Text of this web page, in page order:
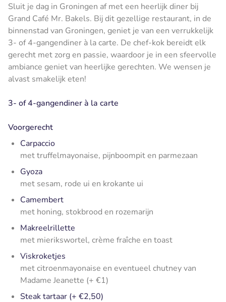
Sluit je dag in Groningen af met een heerlijk diner bij
Grand Café Mr. Bakels. Bij dit gezellige restaurant, in de
binnenstad van Groningen, geniet je van een verrukkelijk
3- of 4-gangendiner à la carte. De chef-kok bereidt elk
gerecht met zorg en passie, waardoor je in een sfeervolle
ambiance geniet van heerlijke gerechten. We wensen je
alvast smakelijk eten!
3- of 4-gangendiner à la carte
Voorgerecht
Carpaccio
met truffelmayonaise, pijnboompit en parmezaan
Gyoza
met sesam, rode ui en krokante ui
Camembert
met honing, stokbrood en rozemarijn
Makreelrillette
met mierikswortel, crème fraîche en toast
Viskroketjes
met citroenmayonaise en eventueel chutney van
Madame Jeanette (+ €1)
Steak tartaar (+ €2,50)